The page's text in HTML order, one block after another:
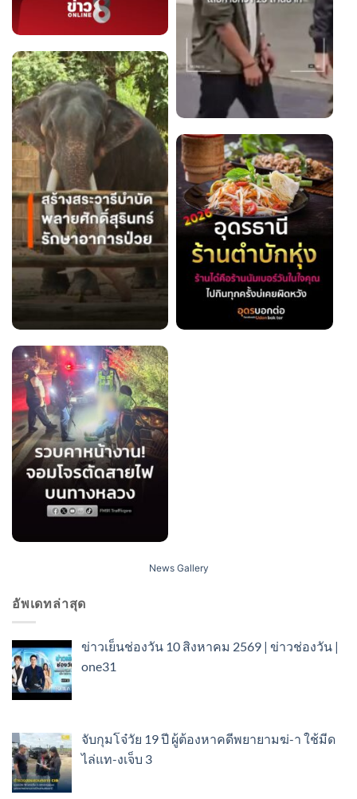
News Gallery
อัพเดทล่าสุด
ข่าวเย็นช่องวัน 10 สิงหาคม 2569 | ข่าวช่องวัน |
one31
จับกุมโจ๋วัย 19 ปี ผู้ต้องหาคดีพยายามฆ่-า ใช้มีด
ไล่แท-งเจ็บ 3